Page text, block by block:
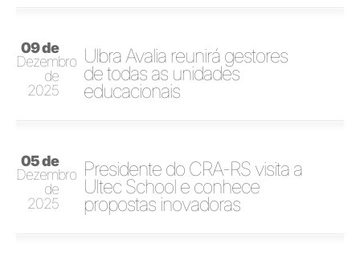
09 de
Dezembro
de
2025
Ulbra Avalia reunirá gestores
de todas as unidades
educacionais
05 de
Dezembro
de
2025
Presidente do CRA-RS visita a
Ultec School e conhece
propostas inovadoras